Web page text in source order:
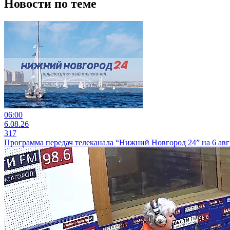
Новости по теме
06:00
6.08.26
317
Программа передач телеканала “Нижний Новгород 24” на 6